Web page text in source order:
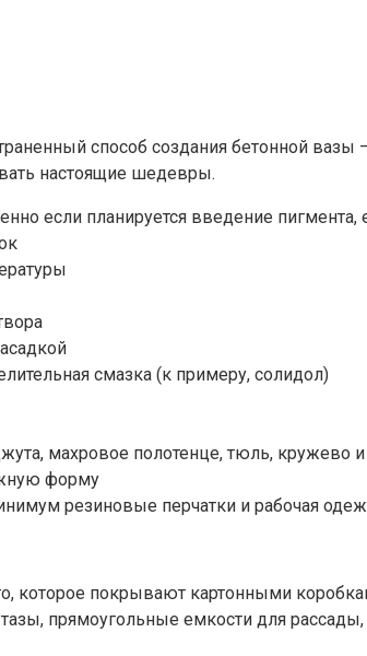
способ создания бетонной
настоящие шедевры.
если планируется введение
смазка (к примеру, солидол)
махровое полотенце, тюль, кружево и
форму
резиновые перчатки и рабочая
которое покрывают картонными
прямоугольные емкости для рассады,